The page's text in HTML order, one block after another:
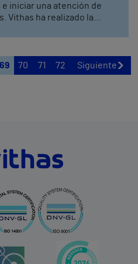
iniciar una atención de
Vithas ha realizado la
69 70 71 72 Siguiente